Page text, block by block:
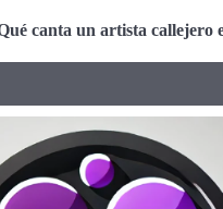
canta un artista callejero